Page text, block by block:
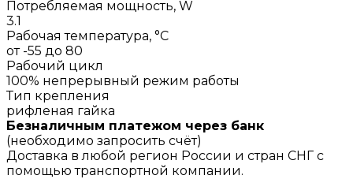
Потребляемая мощность, W
3.1
Рабочая температура, °C
от -55 до 80
Рабочий цикл
100% непрерывный режим работы
Тип крепления
рифленая гайка
Безналичным платежом через банк
(необходимо запросить счёт)
Доставка в любой регион России и стран СНГ с
помощью транспортной компании.